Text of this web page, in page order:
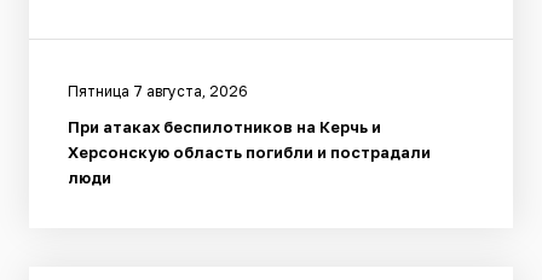
Пятница 7 августа, 2026
При атаках беспилотников на Керчь и
Херсонскую область погибли и пострадали
люди